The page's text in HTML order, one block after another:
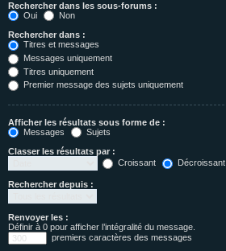
Rechercher dans les sous-forums :
Oui
Non
Rechercher dans :
Titres et messages
Messages uniquement
Titres uniquement
Premier message des sujets uniquement
Afficher les résultats sous forme de :
Messages
Sujets
Classer les résultats par :
Croissant
Décroissant
Rechercher depuis :
Renvoyer les :
Définir à 0 pour afficher l’intégralité du message.
premiers caractères des messages